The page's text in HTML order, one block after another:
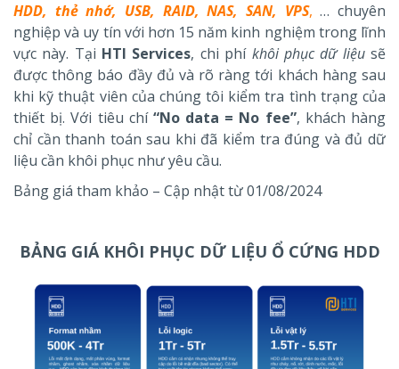
HDD, thẻ nhớ, USB, RAID, NAS, SAN, VPS, … chuyên
nghiệp và uy tín với hơn 15 năm kinh nghiệm trong lĩnh
vực này. Tại HTI Services, chi phí khôi phục dữ liệusẽ
được thông báo đầy đủ và rõ ràng tới khách hàng sau
khi kỹ thuật viên của chúng tôi kiểm tra tình trạng của
thiết bị. Với tiêu chí “No data = No fee”, khách hàng
chỉ cần thanh toán sau khi đã kiểm tra đúng và đủ dữ
liệu cần khôi phục như yêu cầu.
Bảng giá tham khảo – Cập nhật từ 01/08/2024
BẢNG GIÁ KHÔI PHỤC DỮ LIỆU Ổ CỨNG HDD